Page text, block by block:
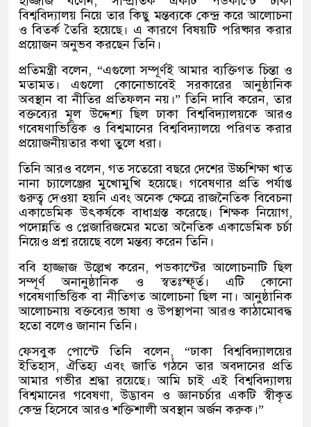
বিশ্ববিদ্যালয় নিয়ে তার কিছু মন্তব্যকে কেন্দ্র করে আলোচনা
ও বিতর্ক তৈরি হয়েছে। এ কারণে বিষয়টি পরিষ্কার করার
প্রয়োজন অনুভব করছেন তিনি।
প্রতিমন্ত্রী বলেন, “এগুলো সম্পূর্ণই আমার ব্যক্তিগত চিন্তা ও
মতামত। এগুলো কোনোভাবেই সরকারের আনুষ্ঠানিক
অবস্থান বা নীতির প্রতিফলন নয়।” তিনি দাবি করেন, তার
বক্তব্যের মূল উদ্দেশ্য ছিল ঢাকা বিশ্ববিদ্যালয়কে আরও
গবেষণাভিত্তিক ও বিশ্বমানের বিশ্ববিদ্যালয়ে পরিণত করার
প্রয়োজনীয়তার কথা তুলে ধরা।
তিনি আরও বলেন, গত সতেরো বছরে দেশের উচ্চশিক্ষা খাত
নানা চ্যালেঞ্জের মুখোমুখি হয়েছে। গবেষণার প্রতি পর্যাপ্ত
গুরুত্ব দেওয়া হয়নি এবং অনেক ক্ষেত্রে রাজনৈতিক বিবেচনা
একাডেমিক উৎকর্ষকে বাধাগ্রস্ত করেছে। শিক্ষক নিয়োগ,
পদোন্নতি ও প্লেজারিজমের মতো অনৈতিক একাডেমিক চর্চা
নিয়েও প্রশ্ন রয়েছে বলে মন্তব্য করেন তিনি।
ববি হাজ্জাজ উল্লেখ করেন, পডকাস্টের আলোচনাটি ছিল
সম্পূর্ণ অনানুষ্ঠানিক ও স্বতঃস্ফূর্ত। এটি কোনো
গবেষণাভিত্তিক বা নীতিগত আলোচনা ছিল না। আনুষ্ঠানিক
আলোচনায় বক্তব্যের ভাষা ও উপস্থাপনা আরও কাঠামোবদ্ধ
হতো বলেও জানান তিনি।
ফেসবুক পোস্টে তিনি বলেন, “ঢাকা বিশ্ববিদ্যালয়ের
ইতিহাস, ঐতিহ্য এবং জাতি গঠনে তার অবদানের প্রতি
আমার গভীর শ্রদ্ধা রয়েছে। আমি চাই এই বিশ্ববিদ্যালয়
বিশ্বমানের গবেষণা, উদ্ভাবন ও জ্ঞানচর্চার একটি স্বীকৃত
কেন্দ্র হিসেবে আরও শক্তিশালী অবস্থান অর্জন করুক।”